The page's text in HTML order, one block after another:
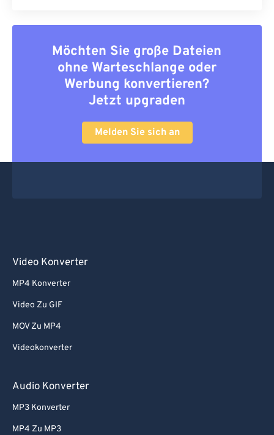
Möchten Sie große Dateien
ohne Warteschlange oder
Werbung konvertieren?
Jetzt upgraden
Melden Sie sich an
Video Konverter
MP4 Konverter
Video Zu GIF
MOV Zu MP4
Videokonverter
Audio Konverter
MP3 Konverter
MP4 Zu MP3